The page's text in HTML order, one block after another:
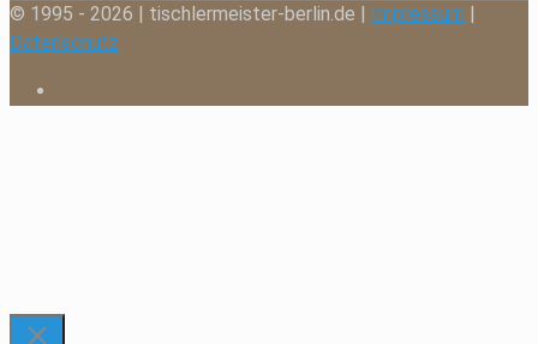
© 1995 - 2026 | tischlermeister-berlin.de | Impressum
Datenschutz